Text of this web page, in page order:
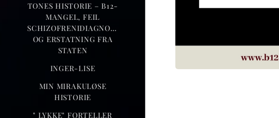
TONES HISTORIE – B12-
MANGEL, FEIL
SCHIZOFRENIDIAGNOSE
OG ERSTATNING FRA
STATEN
INGER-LISE
MIN MIRAKULØSE
HISTORIE
" LYKKE" FORTELLER